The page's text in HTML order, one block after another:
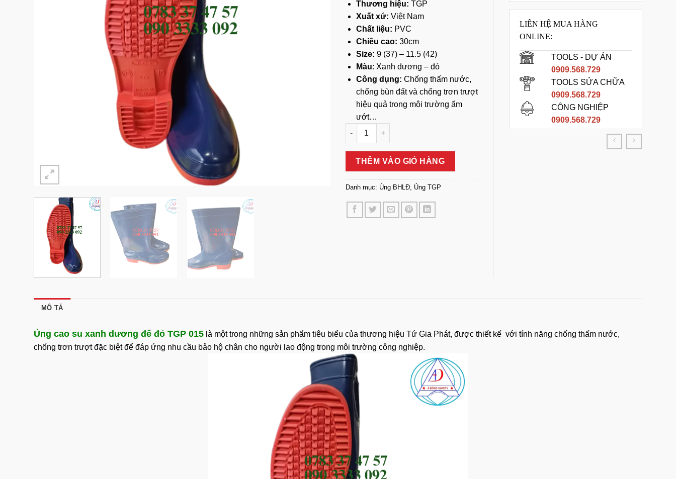
Thương hiệu: TGP
Xuất xứ: Việt Nam
Chất liệu: PVC
Chiều cao: 30cm
Size: 9 (37) – 11.5 (42)
Màu: Xanh dương – đỏ
Công dụng: Chống thấm nước,
chống bùn đất và chống trơn trượt
hiệu quả trong môi trường ẩm
ướt…
Ủng Cao Su Xanh Dương Đế Đỏ TGP 015 số lượng
THÊM VÀO GIỎ HÀNG
Danh mục: Ủng BHLĐ Ủng TGP
LIÊN HỆ MUA HÀNG
ONLINE:
TOOLS - DỰ ÁN
0909.568.729
TOOLS SỬA CHỮA
0909.568.729
CÔNG NGHIỆP
0909.568.729
MÔ TẢ
Ủng cao su xanh dương đế đỏ TGP 015 là một trong những sản phẩm tiêu biểu của thương hiệu Tứ Gia Phát, được thiết kế với tính năng chống thấm nước,
chống trơn trượt đặc biệt để đáp ứng nhu cầu bảo hộ chân cho người lao động trong môi trường công nghiệp.